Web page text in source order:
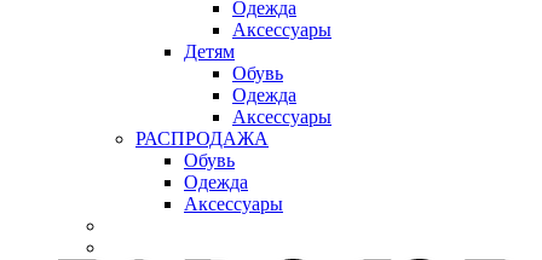
Одежда
Аксессуары
Детям
Обувь
Одежда
Аксессуары
РАСПРОДАЖА
Обувь
Одежда
Аксессуары